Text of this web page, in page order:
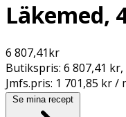
Läkemed,
6 807,41kr
Butikspris: 6 807,41 kr,
Jmfs.pris: 1 701,85 kr /
Se mina recept